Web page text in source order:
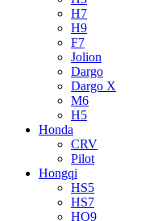
H7
H9
F7
Jolion
Dargo
Dargo X
M6
H5
Honda
CRV
Pilot
Hongqi
HS5
HS7
HQ9